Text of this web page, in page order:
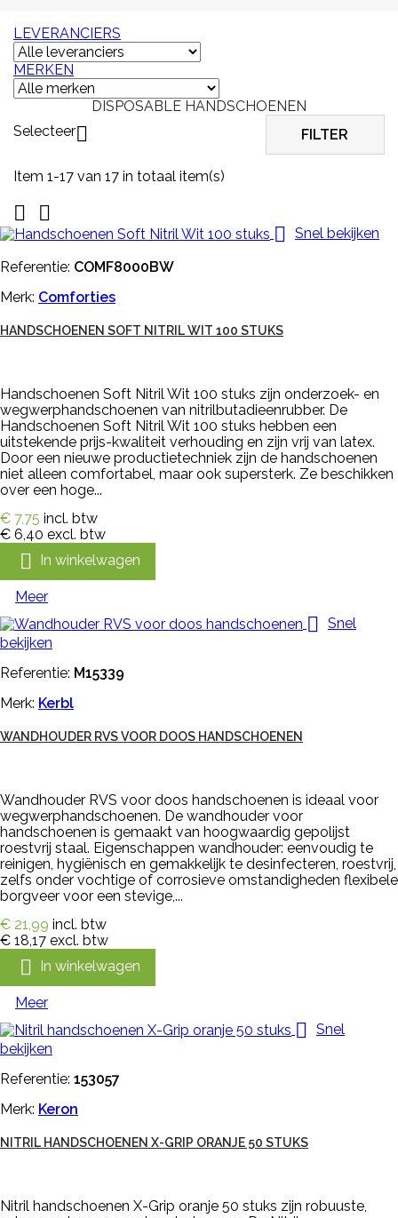
LEVERANCIERS
MERKEN
DISPOSABLE HANDSCHOENEN
Selecteer FILTER
Item 1-17 van 17 in totaal item(s)


 Snel bekijken
Referentie: COMF8000BW
Merk: Comforties
HANDSCHOENEN SOFT NITRIL WIT 100 STUKS
Handschoenen Soft Nitril Wit 100 stuks zijn onderzoek- en
wegwerphandschoenen van nitrilbutadieenrubber. De
Handschoenen Soft Nitril Wit 100 stuks hebben een
uitstekende prijs-kwaliteit verhouding en zijn vrij van latex.
Door een nieuwe productietechniek zijn de handschoenen
niet alleen comfortabel, maar ook supersterk. Ze beschikken
over een hoge...
€ 7,75 incl. btw
€ 6,40 excl. btw
 In winkelwagen
Meer
 Snel
bekijken
Referentie: M15339
Merk: Kerbl
WANDHOUDER RVS VOOR DOOS HANDSCHOENEN
Wandhouder RVS voor doos handschoenen is ideaal voor
wegwerphandschoenen. De wandhouder voor
handschoenen is gemaakt van hoogwaardig gepolijst
roestvrij staal. Eigenschappen wandhouder: eenvoudig te
reinigen, hygiënisch en gemakkelijk te desinfecteren, roestvrij,
zelfs onder vochtige of corrosieve omstandigheden flexibele
borgveer voor een stevige,...
€ 21,99 incl. btw
€ 18,17 excl. btw
 In winkelwagen
Meer
 Snel
bekijken
Referentie: 153057
Merk: Keron
NITRIL HANDSCHOENEN X-GRIP ORANJE 50 STUKS
Nitril handschoenen X-Grip oranje 50 stuks zijn robuuste,